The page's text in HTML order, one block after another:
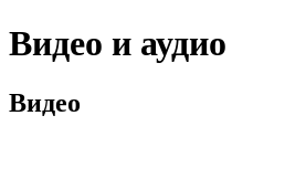
Видео и аудио
Видео